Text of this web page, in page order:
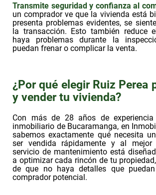
Transmite seguridad y confianza al
un comprador ve que la vivienda está
presenta problemas evidentes, se
la transacción. Esto también reduce
haya problemas durante la
puedan frenar o complicar la venta.
¿Por qué elegir Ruiz Perea
y vender tu vivienda?
Con más de 28 años de
inmobiliario de Bucaramanga, en
sabemos exactamente qué necesita
ser vendida rápidamente y al mejor
servicio de mantenimiento está
a optimizar cada rincón de tu
de que no haya detalles que
comprador potencial.